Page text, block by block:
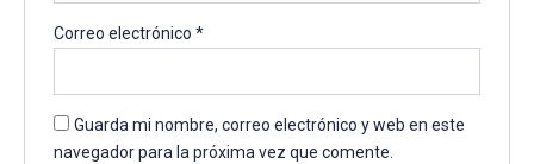
Correo electrónico *
Guarda mi nombre, correo electrónico y web en este
navegador para la próxima vez que comente.